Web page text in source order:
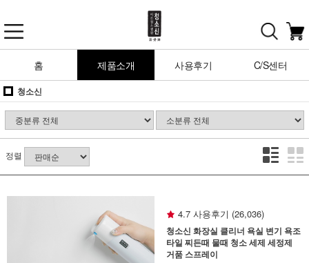
홈 제품소개 사용후기 C/S센터
청소신
정렬
4.7 사용후기 (26,036)
청소신 화장실 클리너 욕실 변기 욕조
타일 찌든때 물때 청소 세제 세정제
거품 스프레이